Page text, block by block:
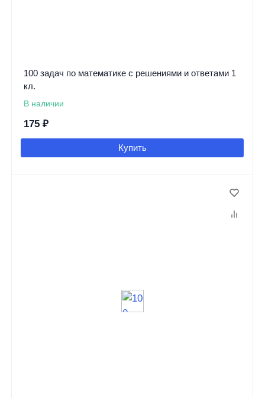
100 задач по математике с решениями и ответами 1
кл.
В наличии
175 ₽
Купить